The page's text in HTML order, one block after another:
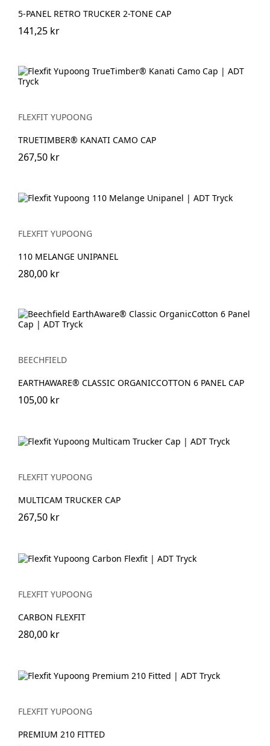
5-PANEL RETRO TRUCKER 2-TONE CAP
141,25 kr
FLEXFIT YUPOONG
TRUETIMBER® KANATI CAMO CAP
267,50 kr
FLEXFIT YUPOONG
110 MELANGE UNIPANEL
280,00 kr
BEECHFIELD
EARTHAWARE® CLASSIC ORGANICCOTTON 6 PANEL CAP
105,00 kr
FLEXFIT YUPOONG
MULTICAM TRUCKER CAP
267,50 kr
FLEXFIT YUPOONG
CARBON FLEXFIT
280,00 kr
FLEXFIT YUPOONG
PREMIUM 210 FITTED